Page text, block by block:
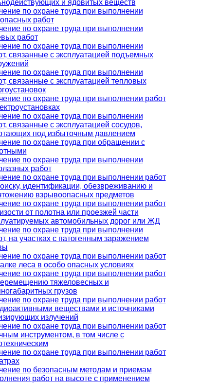
и ядовитых веществ
по охране труда при выполнении
работ
по охране труда при выполнении
работ
по охране труда при выполнении
связанные с эксплуатацией подъемных
по охране труда при выполнении
связанные с эксплуатацией тепловых
по охране труда при выполнении работ
по охране труда при выполнении
связанные с эксплуатацией сосудов,
под избыточным давлением
по охране труда при обращении с
по охране труда при выполнении
работ
по охране труда при выполнении работ
идентификации, обезвреживанию и
взрывоопасных предметов
по охране труда при выполнении работ
от полотна или проезжей части
автомобильных дорог или ЖД
по охране труда при выполнении
на участках с патогенным заражением
по охране труда при выполнении работ
леса в особо опасных условиях
по охране труда при выполнении работ
тяжеловесных и
грузов
по охране труда при выполнении работ
веществами и источниками
излучений
по охране труда при выполнении работ
инструментом, в том числе с
по охране труда при выполнении работ
по безопасным методам и приемам
работ на высоте с применением